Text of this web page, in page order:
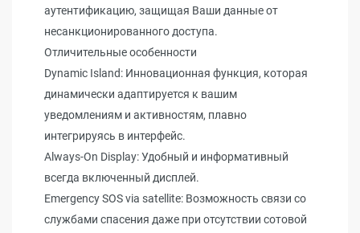
аутентификацию, защищая Ваши данные от
несанкционированного доступа.
Отличительные особенности
Dynamic Island: Инновационная функция, которая
динамически адаптируется к вашим
уведомлениям и активностям, плавно
интегрируясь в интерфейс.
Always-On Display: Удобный и информативный
всегда включенный дисплей.
Emergency SOS via satellite: Возможность связи со
службами спасения даже при отсутствии сотовой